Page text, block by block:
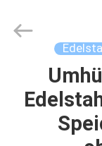
HAUS
PRODUKTE
equipments
limited.